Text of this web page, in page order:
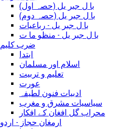
(با ل جبر یل (حصہ اول
(با ل جبر یل (حصہ دوم
با ل جبر یل - رباعيات
با ل جبر یل - منظو ما ت
ضرب کلیم
ابتدا
اسلام اور مسلمان
تعلیم و تربیت
عورت
ادبیات فنون لطیفہ
سیاسیات مشرق و مغرب
محراب گل افغان کے افکار
ارمغان حجاز - اردو